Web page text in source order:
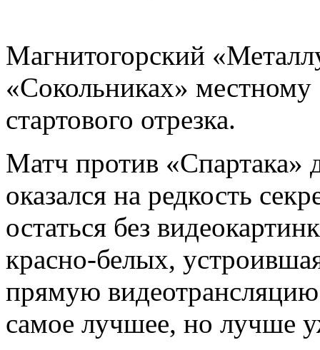
Магнитогорский
«Сокольниках»
стартового отрезка.
Матч против «Спартака»
оказался на редкость
остаться без
красно-белых,
прямую
самое лучшее, но лучше